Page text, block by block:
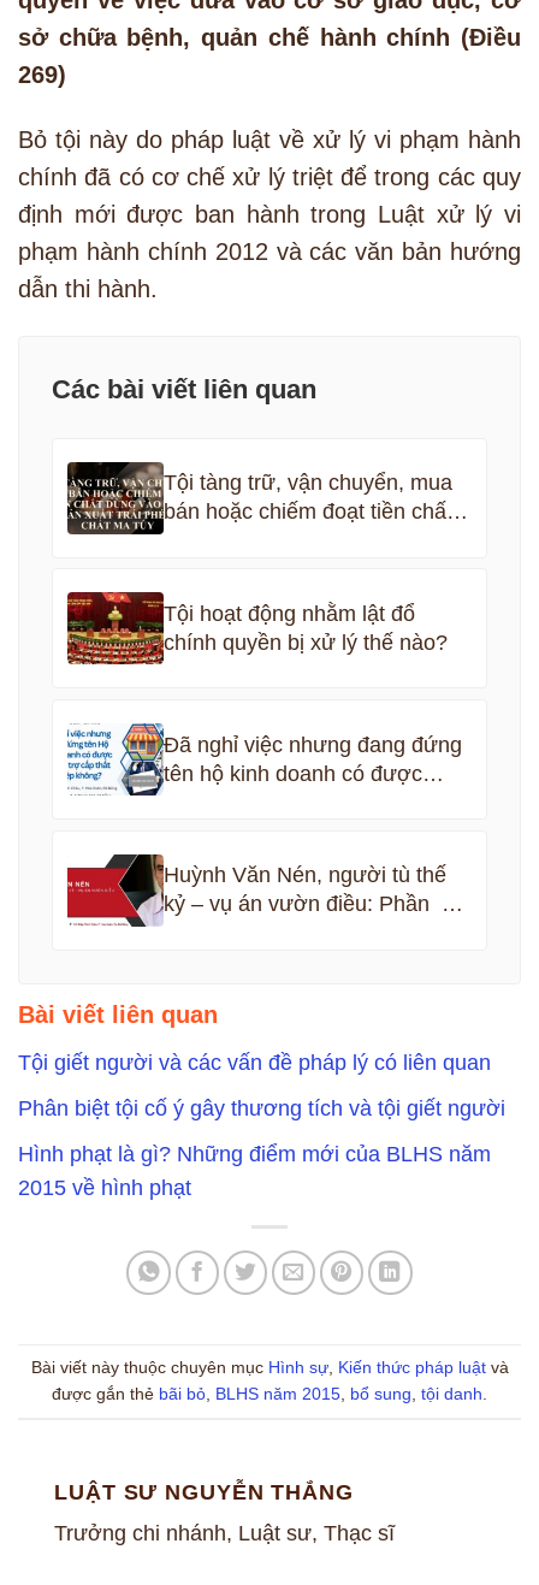
sở chữa bệnh, quản chế hành chính (Điều
269)
Bỏ tội này do pháp luật về xử lý vi phạm hành
chính đã có cơ chế xử lý triệt để trong các quy
định mới được ban hành trong Luật xử lý vi
phạm hành chính 2012 và các văn bản hướng
dẫn thi hành.
Các bài viết liên quan
Tội tàng trữ, vận chuyển, mua
bán hoặc chiếm đoạt tiền chất
dùng vào việc sản xuất trái
Tội hoạt động nhằm lật đổ
chính quyền bị xử lý thế nào?
Đã nghỉ việc nhưng đang đứng
tên hộ kinh doanh có được
Huỳnh Văn Nén, người tù thế
kỷ – vụ án vườn điều: Phần 5
Bài viết liên quan
Tội giết người và các vấn đề pháp lý có liên quan
Phân biệt tội cố ý gây thương tích và tội giết người
Hình phạt là gì? Những điểm mới của BLHS năm
2015 về hình phạt
Bài viết này thuộc chuyên mục Hình sự, Kiến thức pháp luậtvà
được gắn thẻ bãi bỏ BLHS năm 2015 bổ sung tội danh
LUẬT SƯ NGUYỄN THẮNG
Trưởng chi nhánh, Luật sư, Thạc sĩ